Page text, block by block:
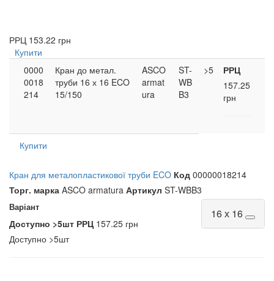
РРЦ 153.22 грн
Купити
0000
0018
214
Кран до метал.
труби 16 х 16 ECO
15/150
ASCO
armat
ura
ST-
WB
B3
>5
РРЦ
157.25
грн
Купити
Кран для металопластикової труби ECO Код 00000018214
Торг. марка ASCO armatura Артикул ST-WBB3
Варіант 16 х 16
Доступно >5шт РРЦ157.25 грн
Доступно >5шт